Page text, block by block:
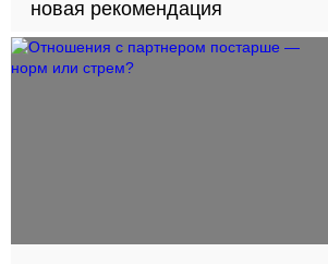
новая рекомендация